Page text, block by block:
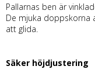
Pallarnas ben är
De mjuka doppskorna
att glida.
Säker höjdjustering